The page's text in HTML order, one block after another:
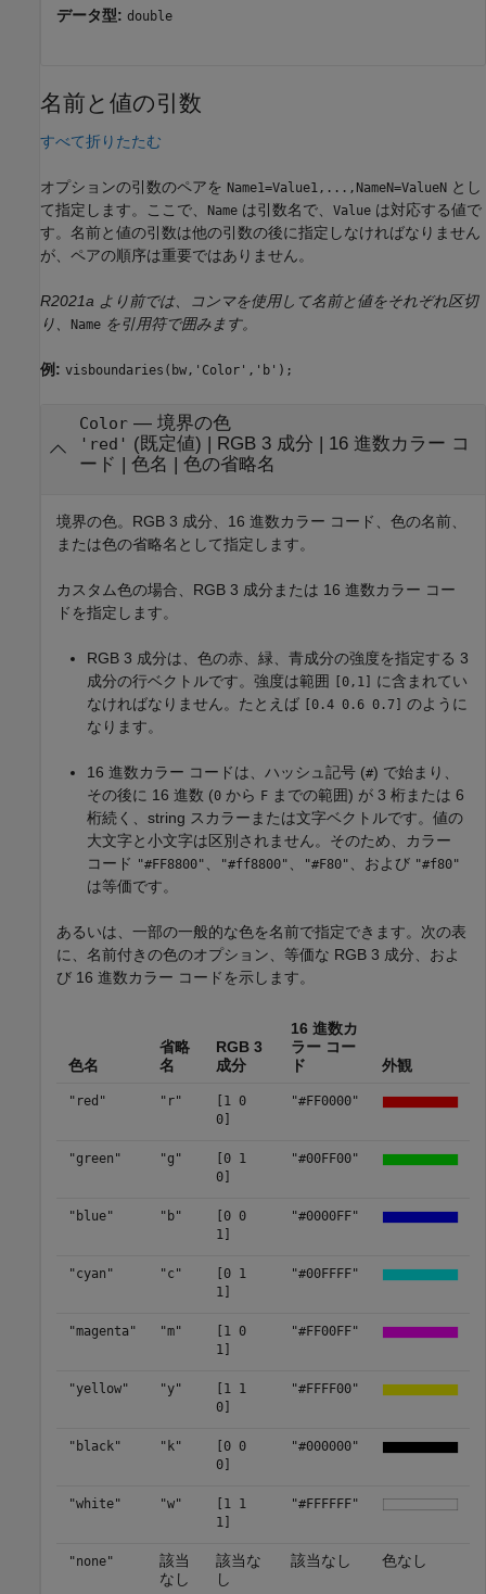
データ型: double
名前と値の引数
すべて折りたたむ
オプションの引数のペアを Name1=Value1,...,NameN=ValueN とし
て指定します。ここで、
Name は引数名で、 Value は対応する値で
す。名前と値の引数は他の引数の後に指定しなければなりません
が、ペアの順序は重要ではありません。
R2021a より前では、コンマを使用して名前と値をそれぞれ区切
り、
Name を引用符で囲みます。
例: visboundaries(bw,'Color','b');
Color— 境界の色
'red' (既定値) | RGB 3 成分 | 16 進数カラー コ
ード | 色名 | 色の省略名
境界の色。RGB 3 成分、16 進数カラー コード、色の名前、
または色の省略名として指定します。
カスタム色の場合、RGB 3 成分または 16 進数カラー コー
ドを指定します。
RGB 3 成分は、色の赤、緑、青成分の強度を指定する 3
成分の行ベクトルです。強度は範囲
[0,1]
に含まれてい
なければなりません。たとえば
[0.4 0.6 0.7]
のように
なります。
16 進数カラー コードは、ハッシュ記号 (#) で始まり、
その後に 16 進数 (0 から F までの範囲) が 3 桁または 6
桁続く、string スカラーまたは文字ベクトルです。値の
大文字と小文字は区別されません。そのため、カラー
コード "#FF8800" 、 "#ff8800" 、 "#F80" 、および "#f80"
は等価です。
あるいは、一部の一般的な色を名前で指定できます。次の表
に、名前付きの色のオプション、等価な RGB 3 成分、およ
び 16 進数カラー コードを示します。
色名
省略
名
RGB 3
成分
16 進数カ
ラー コー
ド
外観
"red" "r"
[1 0
0]
"#FF0000"
"green" "g"
[0 1
0]
"#00FF00"
"blue" "b"
[0 0
1]
"#0000FF"
"cyan" "c"
[0 1
1]
"#00FFFF"
"magenta" "m"
[1 0
1]
"#FF00FF"
"yellow" "y"
[1 1
0]
"#FFFF00"
"black" "k"
[0 0
0]
"#000000"
"white" "w"
[1 1
1]
"#FFFFFF"
"none"
該当
なし
該当な
し
該当なし 色なし